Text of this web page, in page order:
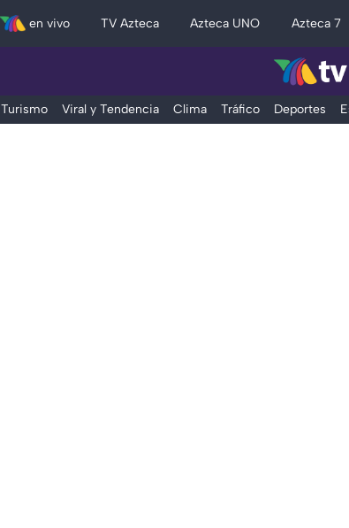
en vivo TV Azteca Azteca UNO Azteca 7
Turismo Viral y Tendencia Clima Tráfico Deportes